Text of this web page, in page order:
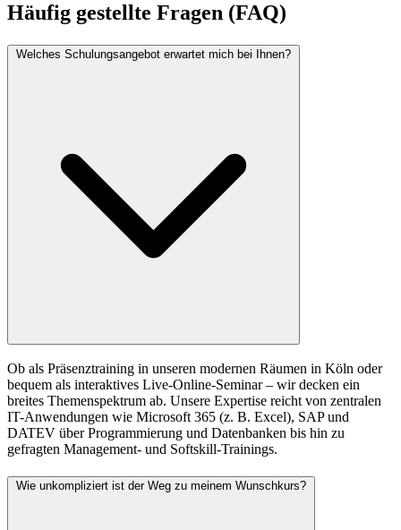
Häufig gestellte Fragen (FAQ)
Welches Schulungsangebot erwartet mich bei Ihnen?
Ob als Präsenztraining in unseren modernen Räumen in Köln oder
bequem als interaktives Live-Online-Seminar – wir decken ein
breites Themenspektrum ab. Unsere Expertise reicht von zentralen
IT-Anwendungen wie Microsoft 365 (z. B. Excel), SAP und
DATEV über Programmierung und Datenbanken bis hin zu
gefragten Management- und Softskill-Trainings.
Wie unkompliziert ist der Weg zu meinem Wunschkurs?